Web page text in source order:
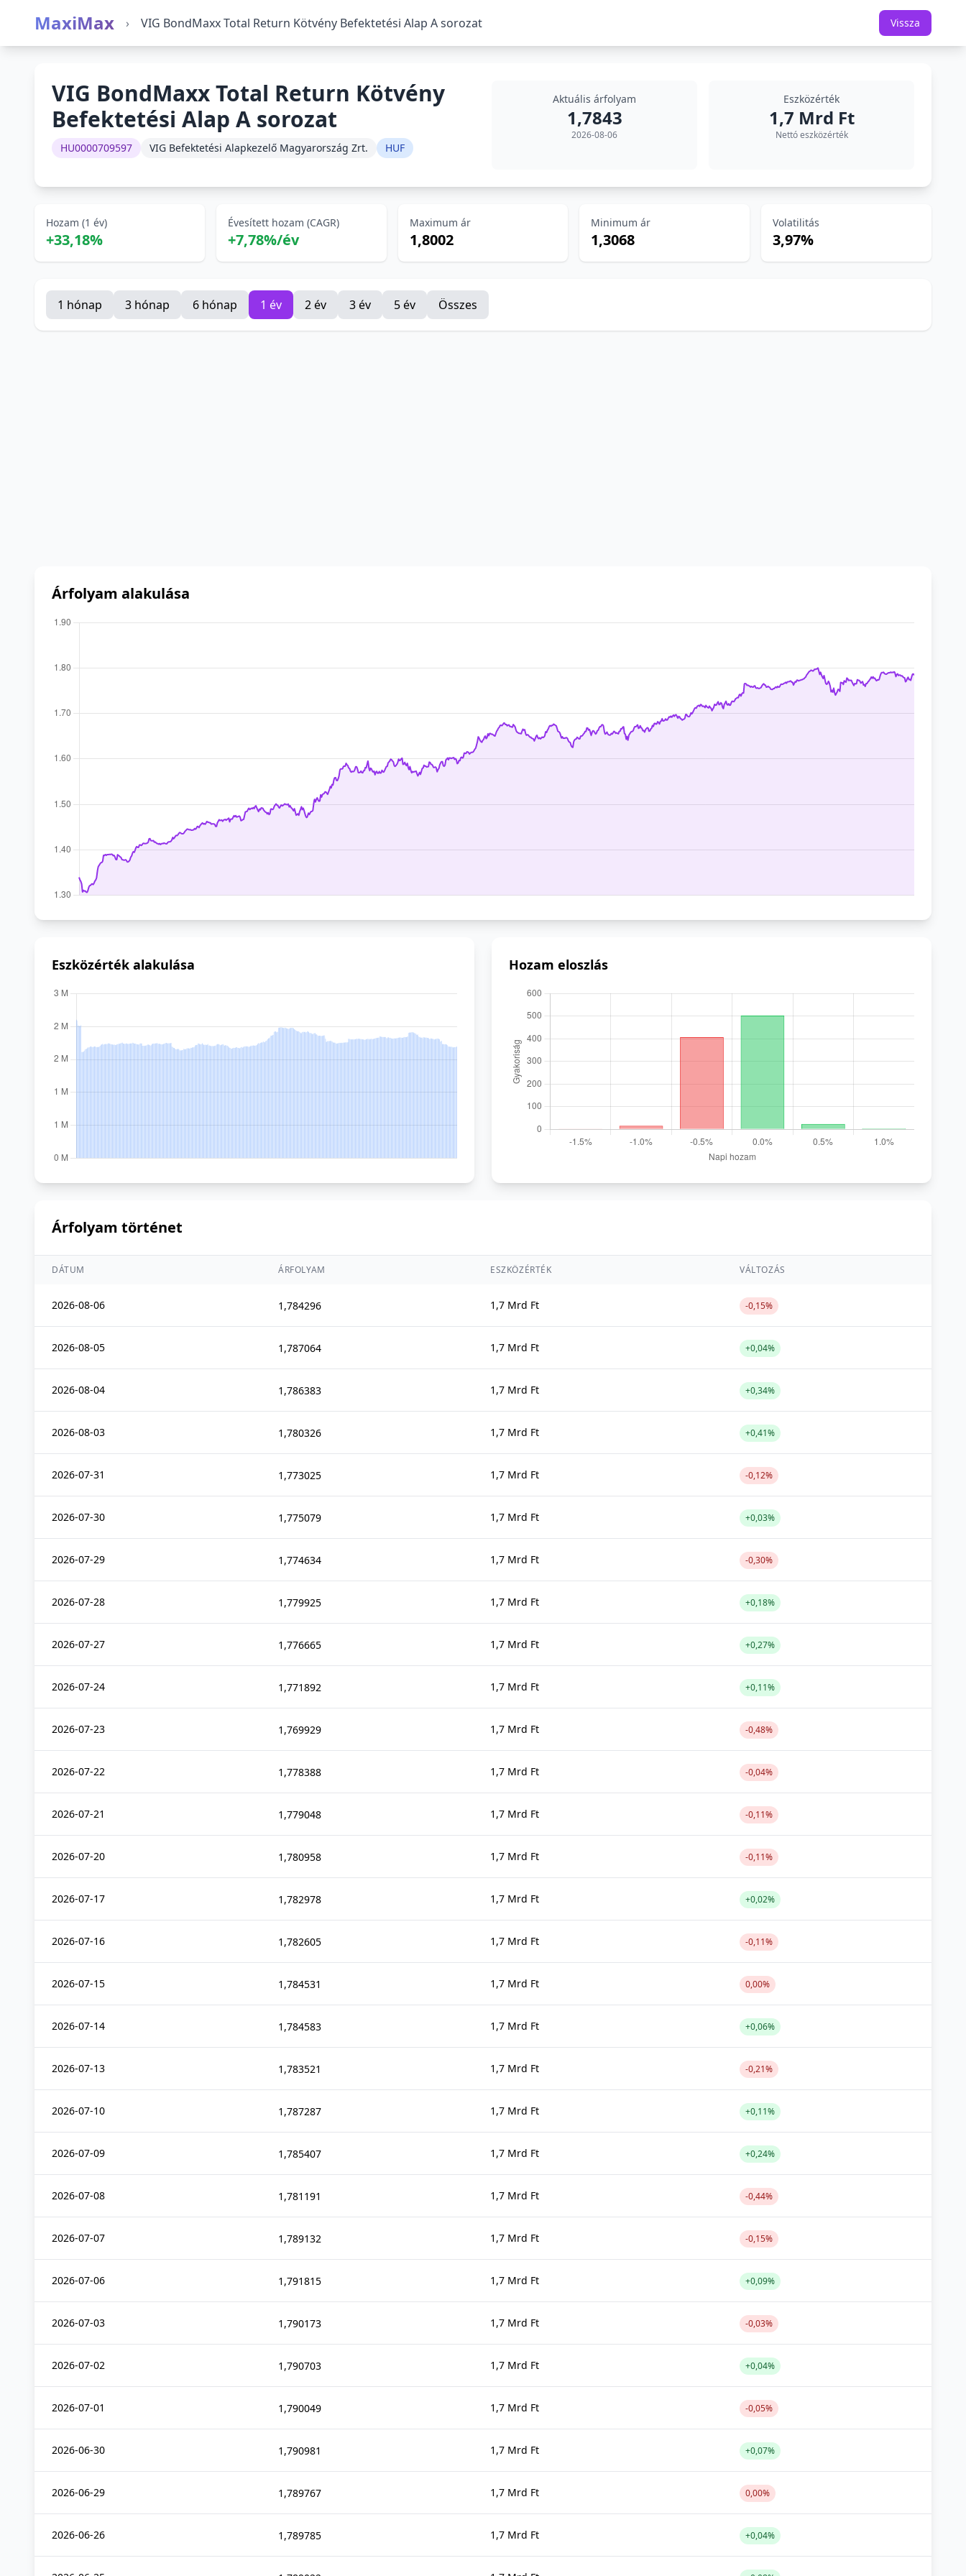
MaxiMax › VIG BondMaxx Total Return Kötvény Befektetési Alap A sorozat Vissza
VIG BondMaxx Total Return Kötvény
Befektetési Alap A sorozat
HU0000709597 VIG Befektetési Alapkezelő Magyarország Zrt. HUF
Aktuális árfolyam
1,7843
2026-08-06
Eszközérték
1,7 Mrd Ft
Nettó eszközérték
Hozam (1 év)
+33,18%
Évesített hozam (CAGR)
+7,78%/év
Maximum ár
1,8002
Minimum ár
1,3068
Volatilitás
3,97%
1 hónap 3 hónap 6 hónap 1 év 2 év 3 év 5 év Összes
Árfolyam alakulása
Eszközérték alakulása Hozam eloszlás
Árfolyam történet
DÁTUM ÁRFOLYAM ESZKÖZÉRTÉK VÁLTOZÁS
2026-08-06 1,784296 1,7 Mrd Ft -0,15%
2026-08-05 1,787064 1,7 Mrd Ft +0,04%
2026-08-04 1,786383 1,7 Mrd Ft +0,34%
2026-08-03 1,780326 1,7 Mrd Ft +0,41%
2026-07-31 1,773025 1,7 Mrd Ft -0,12%
2026-07-30 1,775079 1,7 Mrd Ft +0,03%
2026-07-29 1,774634 1,7 Mrd Ft -0,30%
2026-07-28 1,779925 1,7 Mrd Ft +0,18%
2026-07-27 1,776665 1,7 Mrd Ft +0,27%
2026-07-24 1,771892 1,7 Mrd Ft +0,11%
2026-07-23 1,769929 1,7 Mrd Ft -0,48%
2026-07-22 1,778388 1,7 Mrd Ft -0,04%
2026-07-21 1,779048 1,7 Mrd Ft -0,11%
2026-07-20 1,780958 1,7 Mrd Ft -0,11%
2026-07-17 1,782978 1,7 Mrd Ft +0,02%
2026-07-16 1,782605 1,7 Mrd Ft -0,11%
2026-07-15 1,784531 1,7 Mrd Ft 0,00%
2026-07-14 1,784583 1,7 Mrd Ft +0,06%
2026-07-13 1,783521 1,7 Mrd Ft -0,21%
2026-07-10 1,787287 1,7 Mrd Ft +0,11%
2026-07-09 1,785407 1,7 Mrd Ft +0,24%
2026-07-08 1,781191 1,7 Mrd Ft -0,44%
2026-07-07 1,789132 1,7 Mrd Ft -0,15%
2026-07-06 1,791815 1,7 Mrd Ft +0,09%
2026-07-03 1,790173 1,7 Mrd Ft -0,03%
2026-07-02 1,790703 1,7 Mrd Ft +0,04%
2026-07-01 1,790049 1,7 Mrd Ft -0,05%
2026-06-30 1,790981 1,7 Mrd Ft +0,07%
2026-06-29 1,789767 1,7 Mrd Ft 0,00%
2026-06-26 1,789785 1,7 Mrd Ft +0,04%